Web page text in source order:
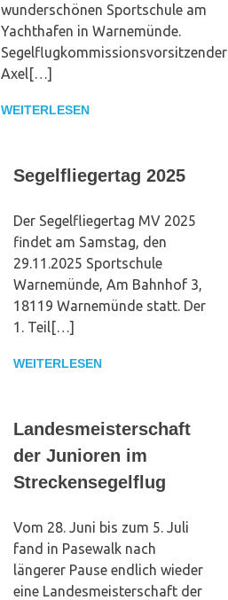
wunderschönen Sportschule am
Yachthafen in Warnemünde.
Segelflugkommissionsvorsitzender
Axel[…]
WEITERLESEN
Segelfliegertag 2025
Der Segelfliegertag MV 2025
findet am Samstag, den
29.11.2025 Sportschule
Warnemünde, Am Bahnhof 3,
18119 Warnemünde statt. Der
1. Teil[…]
WEITERLESEN
Landesmeisterschaft
der Junioren im
Streckensegelflug
Vom 28. Juni bis zum 5. Juli
fand in Pasewalk nach
längerer Pause endlich wieder
eine Landesmeisterschaft der